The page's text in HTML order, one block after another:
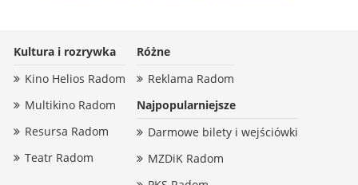
Kultura i rozrywka
Kino Helios Radom
Multikino Radom
Resursa Radom
Teatr Radom
Różne
Reklama Radom
Najpopularniejsze
Darmowe bilety i wejściówki
MZDiK Radom